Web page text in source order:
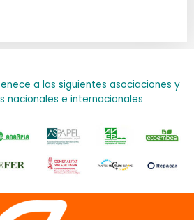
a las siguientes asociaciones y
nacionales e internacionales